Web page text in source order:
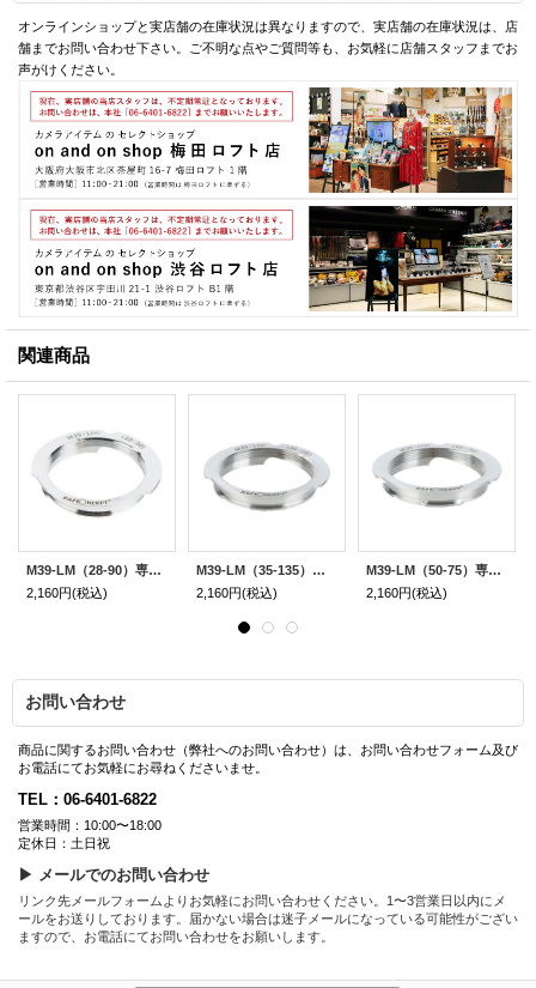
オンラインショップと実店舗の在庫状況は異なりますので、実店舗の在庫状況は、店
舗までお問い合わせ下さい。ご不明な点やご質問等も、お気軽に店舗スタッフまでお
声がけください。
関連商品
M39-LM（28-90）専用マウントアダプター
2,160円(税込)
M39-LM（35-135）専用マウントアダプター
2,160円(税込)
M39-LM（50-75）専用マウントアダプター
2,160円(税込)
お問い合わせ
商品に関するお問い合わせ（弊社へのお問い合わせ）は、お問い合わせフォーム及び
お電話にてお気軽にお尋ねくださいませ。
TEL：06-6401-6822
営業時間：10:00〜18:00
定休日：土日祝
▶ メールでのお問い合わせ
リンク先メールフォームよりお気軽にお問い合わせください。1〜3営業日以内にメ
ールをお送りしております。届かない場合は迷子メールになっている可能性がござい
ますので、お電話にてお問い合わせをお願いします。